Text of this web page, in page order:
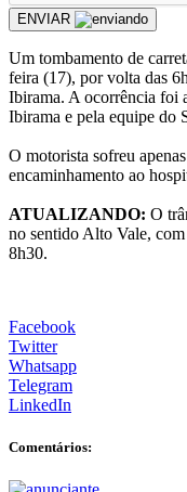
ENVIAR
Um tombamento de
feira (17), por volta das
Ibirama. A ocorrência foi
Ibirama e pela equipe do
O motorista sofreu
encaminhamento ao
ATUALIZANDO: O
no sentido Alto Vale,
8h30.
Facebook
Twitter
Whatsapp
Telegram
LinkedIn
Comentários: